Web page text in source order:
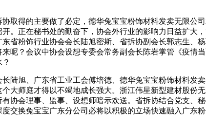
得的主要做了必定，德华兔宝宝粉饰材料发卖无限公
。正在秘书处的勤奋下，协会外行业的影响力日益扩大
省粉饰行业协会会长陆旭密斯、省拆协副会长郭志生、
呢？会议中协会设想专委会常务副会长陈岩掌管《疫情
旭、广东省工业工会傅培德、德华兔宝宝粉饰材料发
大师庭才得以不竭地成长强大。浙江伟星新型建材股份
协会理事、监事、设想师暗示欢送。省拆协结合党支、
交换兔宝宝广东分公司必将以积极的立场快速融入广东